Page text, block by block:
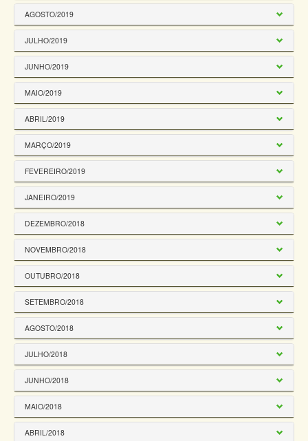
AGOSTO/2019
JULHO/2019
JUNHO/2019
MAIO/2019
ABRIL/2019
MARÇO/2019
FEVEREIRO/2019
JANEIRO/2019
DEZEMBRO/2018
NOVEMBRO/2018
OUTUBRO/2018
SETEMBRO/2018
AGOSTO/2018
JULHO/2018
JUNHO/2018
MAIO/2018
ABRIL/2018